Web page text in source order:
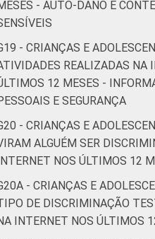
Sociedade da Informação
sobre o uso da Internet
e adolescentes no
Brasil 2019. ¹Dados
de questionários de
- AUTO-DANO E
- CRIANÇAS E
REALIZADAS NA
12 MESES -
E SEGURANÇA
- CRIANÇAS E
ALGUÉM SER
NOS ÚLTIMOS 12
- CRIANÇAS E
DE DISCRIMINAÇÃO
INTERNET NOS ÚLTIMOS